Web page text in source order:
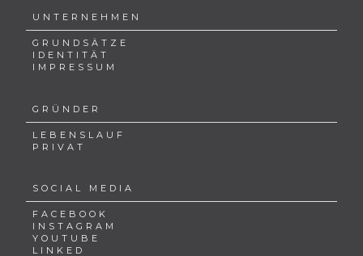
UNTERNEHMEN
GRUNDSÄTZE
IDENTITÄT
IMPRESSUM
GRÜNDER
LEBENSLAUF
PRIVAT
SOCIAL MEDIA
FACEBOOK
INSTAGRAM
YOUTUBE
LINKED